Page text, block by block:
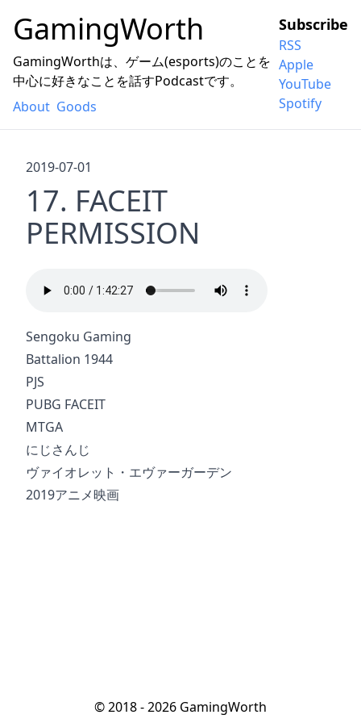
GamingWorth
GamingWorthは、ゲーム(esports)のことを
中心に好きなことを話すPodcastです。
About Goods
Subscribe
RSS
Apple
YouTube
Spotify
2019-07-01
17. FACEIT
PERMISSION
Sengoku Gaming
Battalion 1944
PJS
PUBG FACEIT
MTGA
にじさんじ
ヴァイオレット・エヴァーガーデン
2019アニメ映画
© 2018 - 2026 GamingWorth